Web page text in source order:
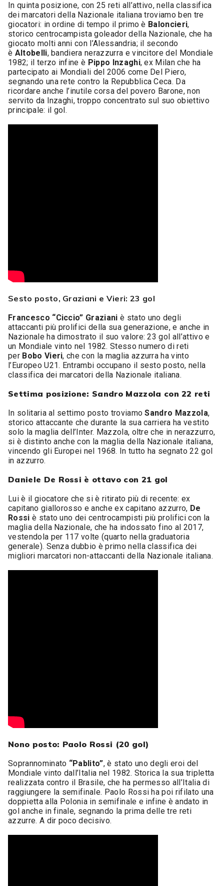
In quinta posizione, con 25 reti all’attivo, nella classifica
dei marcatori della Nazionale italiana troviamo ben tre
giocatori: in ordine di tempo il primo è Baloncieri,
storico centrocampista goleador della Nazionale, che ha
giocato molti anni con l’Alessandria; il secondo
è Altobelli, bandiera nerazzurra e vincitore del Mondiale
1982; il terzo infine è Pippo Inzaghi, ex Milan che ha
partecipato ai Mondiali del 2006 come Del Piero,
segnando una rete contro la Repubblica Ceca. Da
ricordare anche l’inutile corsa del povero Barone, non
servito da Inzaghi, troppo concentrato sul suo obiettivo
principale: il gol.
Sesto posto, Graziani e Vieri: 23 gol
Francesco “Ciccio” Graziani è stato uno degli
attaccanti più prolifici della sua generazione, e anche in
Nazionale ha dimostrato il suo valore: 23 gol all’attivo e
un Mondiale vinto nel 1982. Stesso numero di reti
per Bobo Vieri, che con la maglia azzurra ha vinto
l’Europeo U21. Entrambi occupano il sesto posto, nella
classifica dei marcatori della Nazionale italiana.
Settima posizione: Sandro Mazzola con 22 reti
In solitaria al settimo posto troviamoSandro Mazzola,
storico attaccante che durante la sua carriera ha vestito
solo la maglia dell’Inter. Mazzola, oltre che in nerazzurro,
si è distinto anche con la maglia della Nazionale italiana,
vincendo gli Europei nel 1968. In tutto ha segnato 22 gol
in azzurro.
Daniele De Rossi è ottavo con 21 gol
Lui è il giocatore che si è ritirato più di recente: ex
capitano giallorosso e anche ex capitano azzurro, De
Rossi è stato uno dei centrocampisti più prolifici con la
maglia della Nazionale, che ha indossato fino al 2017,
vestendola per 117 volte (quarto nella graduatoria
generale). Senza dubbio è primo nella classifica dei
migliori marcatori non-attaccanti della Nazionale italiana.
Nono posto: Paolo Rossi (20 gol)
Soprannominato “Pablito”, è stato uno degli eroi del
Mondiale vinto dall’Italia nel 1982. Storica la sua tripletta
realizzata contro il Brasile, che ha permesso all’Italia di
raggiungere la semifinale. Paolo Rossi ha poi rifilato una
doppietta alla Polonia in semifinale e infine è andato in
gol anche in finale, segnando la prima delle tre reti
azzurre. A dir poco decisivo.